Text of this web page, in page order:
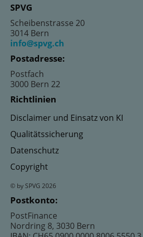
SPVG
Scheibenstrasse 20
3014 Bern
info@spvg.ch
Postadresse:
Postfach
3000 Bern 22
Richtlinien
Disclaimer und Einsatz von KI
Qualitätssicherung
Datenschutz
Copyright
© by SPVG 2026
Postkonto:
PostFinance
Nordring 8, 3030 Bern